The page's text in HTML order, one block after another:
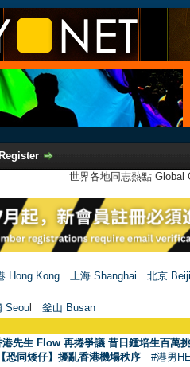
Register
世界各地同志熱點
Hong Kong 上海 Shanghai
北京
Seoul 釜山 Busan
港先生 Flow 再捲爭議 昔日鍾培生百萬
恐同矮仔】擾亂香港機場秩序 #港男